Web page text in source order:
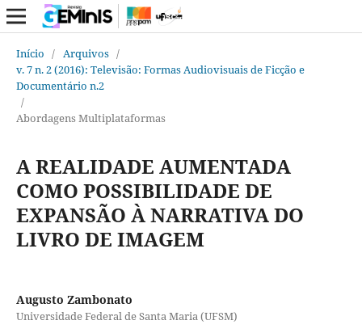
Início / Arquivos /
v. 7 n. 2 (2016): Televisão: Formas Audiovisuais de Ficção e
Documentário n.2
/
Abordagens Multiplataformas
A REALIDADE AUMENTADA
COMO POSSIBILIDADE DE
EXPANSÃO À NARRATIVA DO
LIVRO DE IMAGEM
Augusto Zambonato
Universidade Federal de Santa Maria (UFSM)